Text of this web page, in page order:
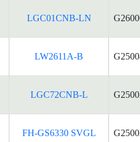
LGC01CNB-LN
LW2611A-B
LGC72CNB-L
FH-GS6330 SVGL